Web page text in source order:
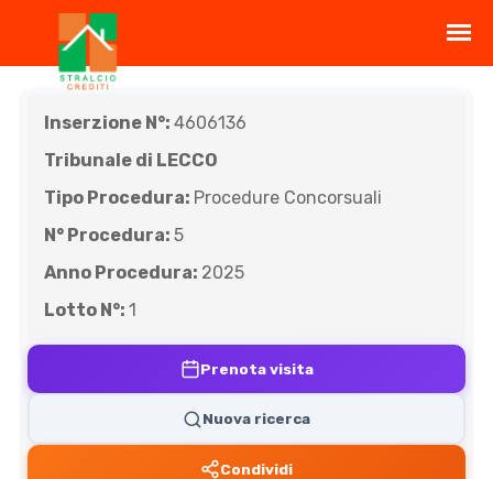
Inserzione N°: 4606136
Tribunale di LECCO
Tipo Procedura: Procedure Concorsuali
N° Procedura: 5
Anno Procedura: 2025
Lotto N°: 1
Prenota visita
Nuova ricerca
Condividi